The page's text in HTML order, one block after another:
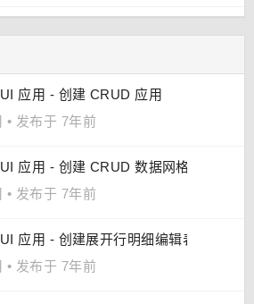
应用 - 创建 CRUD 应用
• 发布于 7年前
应用 - 创建 CRUD 数据网格（
• 发布于 7年前
应用 - 创建展开行明细编辑表单的
• 发布于 7年前